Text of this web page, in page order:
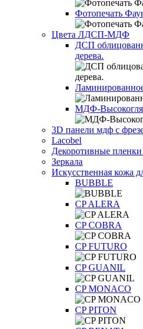
Фотопечать
Цвета ЛДСП-МДФ
ДСП
дерева.
МДФ-
3D панели мдф с
Lacobel
Декоротивные пленки
Зеркала
Искусственная кожа
BUBBLE
CP ALERA
CP COBRA
CP FUTURO
CP GUANIL
CP MONACO
CP PITON